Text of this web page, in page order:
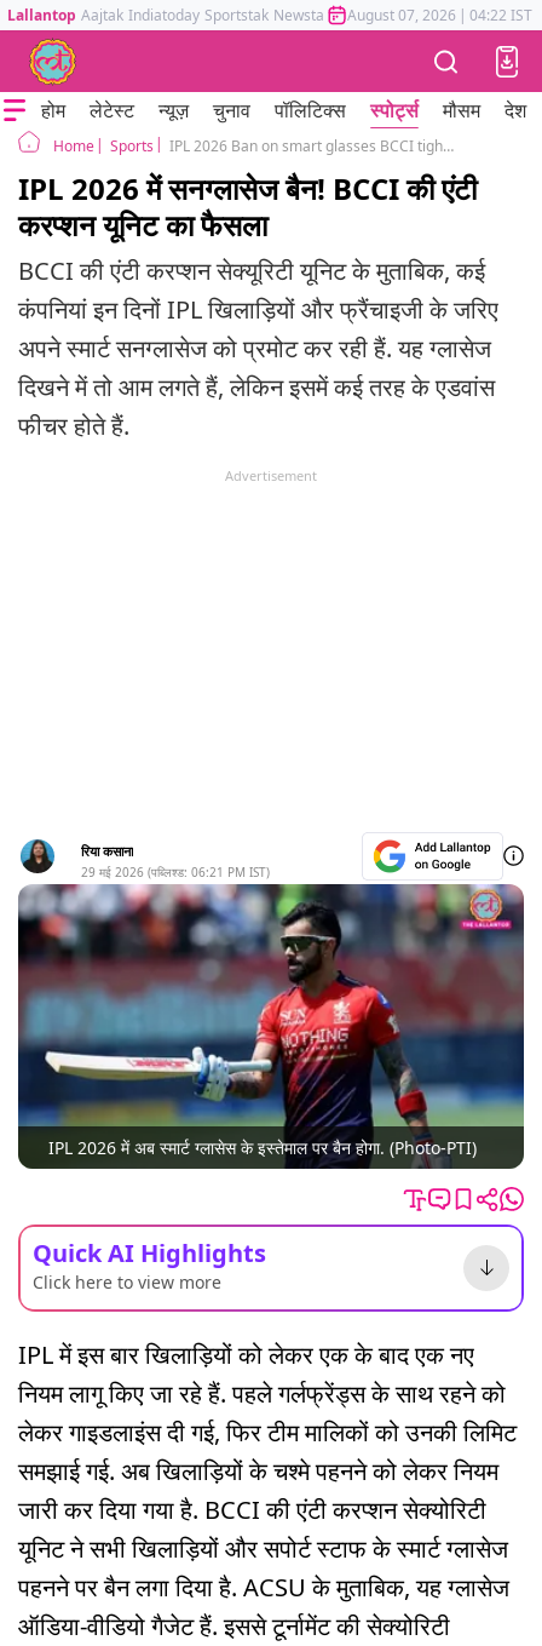
Lallantop Aajtak Indiatoday Sportstak Newstak Mumbai Tak Astrotak
August 07, 2026 | 04:22 IST
होम लेटेस्ट न्यूज़ चुनाव पॉलिटिक्स स्पोर्ट्स मौसम देश
Home Sports IPL 2026 Ban on smart glasses BCCI tighter security protocols
IPL 2026 में सनग्लासेज बैन! BCCI की एंटी
करप्शन यूनिट का फैसला
BCCI की एंटी करप्शन सेक्यूरिटी यूनिट के मुताबिक, कई
कंपनियां इन दिनों IPL खिलाड़ियों और फ्रैंचाइजी के जरिए
अपने स्मार्ट सनग्लासेज को प्रमोट कर रही हैं. यह ग्लासेज
दिखने में तो आम लगते हैं, लेकिन इसमें कई तरह के एडवांस
फीचर होते हैं.
Advertisement
रिया कसाना
29 मई 2026 (पब्लिश्ड: 06:21 PM IST)
IPL 2026 में अब स्मार्ट ग्लासेस के इस्तेमाल पर बैन होगा. (Photo-PTI)
Quick AI Highlights
Click here to view more
IPL में इस बार खिलाड़ियों को लेकर एक के बाद एक नए
नियम लागू किए जा रहे हैं. पहले गर्लफ्रेंड्स के साथ रहने को
लेकर गाइडलाइंस दी गई, फिर टीम मालिकों को उनकी लिमिट
समझाई गई. अब खिलाड़ियों के चश्मे पहनने को लेकर नियम
जारी कर दिया गया है. BCCI की एंटी करप्शन सेक्योरिटी
यूनिट ने सभी खिलाड़ियों और सपोर्ट स्टाफ के स्मार्ट ग्लासेज
पहनने पर बैन लगा दिया है. ACSU के मुताबिक, यह ग्लासेज
ऑडिया-वीडियो गैजेट हैं. इससे टूर्नामेंट की सेक्योरिटी